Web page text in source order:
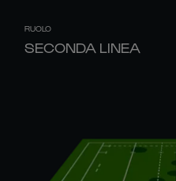
RUOLO
SECONDA LINEA